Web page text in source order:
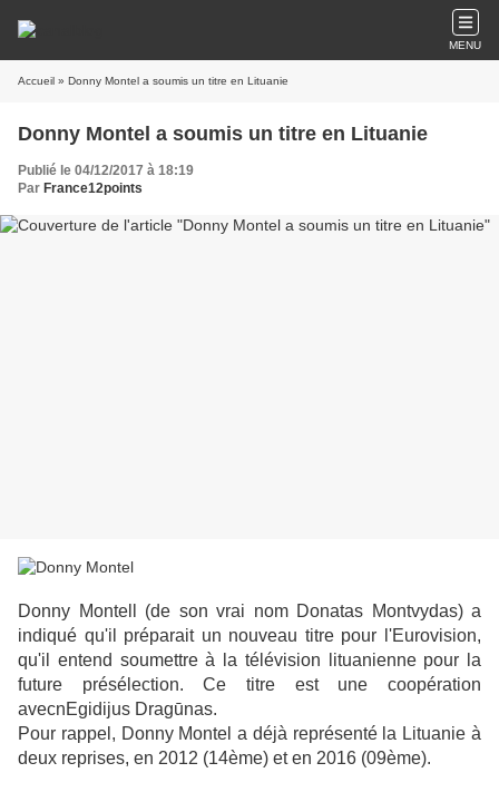
MENU
Accueil » Donny Montel a soumis un titre en Lituanie
Donny Montel a soumis un titre en Lituanie
Publié le 04/12/2017 à 18:19
Par France12points
Donny Montell (de son vrai nom Donatas Montvydas) a
indiqué qu'il préparait un nouveau titre pour l'Eurovision,
qu'il entend soumettre à la télévision lituanienne pour la
future présélection. Ce titre est une coopération
avecnEgidijus Dragūnas.
Pour rappel, Donny Montel a déjà représenté la Lituanie à
deux reprises, en 2012 (14ème) et en 2016 (09ème).